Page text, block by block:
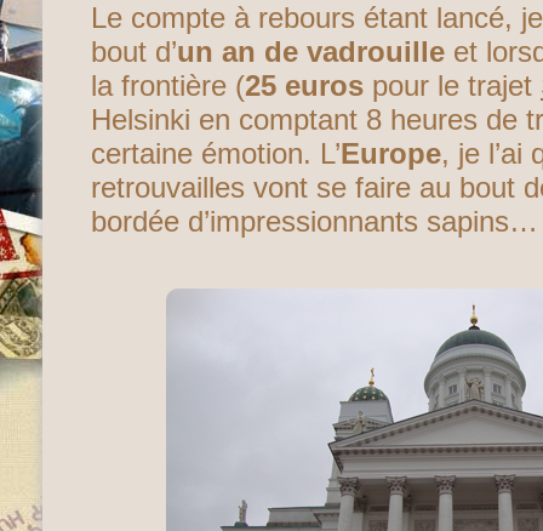
Le compte à rebours étant lancé,
bout d’un an de vadrouille et
la frontière (25 euros pour le trajet
Helsinki en comptant 8 heures de
certaine émotion. L’Europe, je l’ai
retrouvailles vont se faire au bout
bordée d’impressionnants sapins…